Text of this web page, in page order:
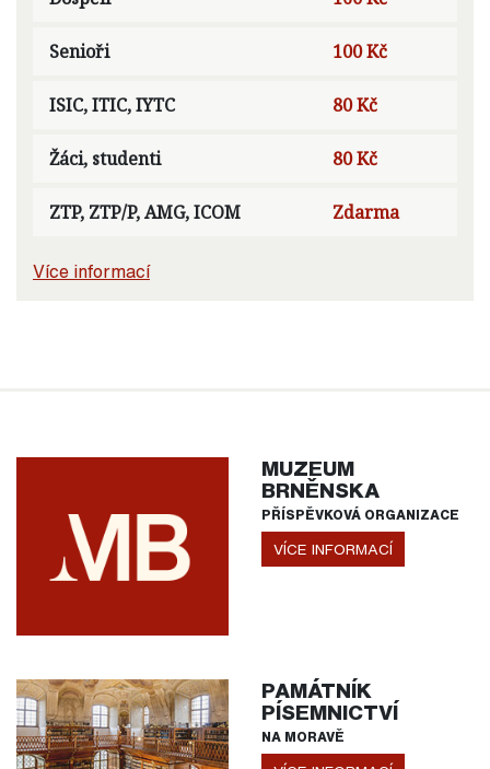
Senioři 100 Kč
ISIC, ITIC, IYTC 80 Kč
Žáci, studenti 80 Kč
ZTP, ZTP/P, AMG, ICOM Zdarma
Více informací
MUZEUM
BRNĚNSKA
PŘÍSPĚVKOVÁ ORGANIZACE
VÍCE INFORMACÍ
PAMÁTNÍK
PÍSEMNICTVÍ
NA MORAVĚ